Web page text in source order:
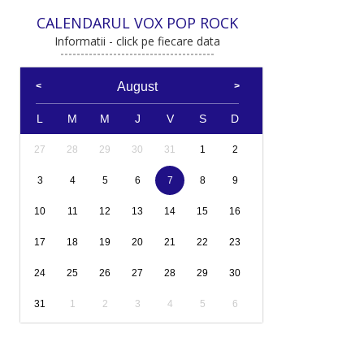
CALENDARUL VOX POP ROCK
Informatii - click pe fiecare data
August
L M M J V S D
27 28 29 30 31 1 2
3 4 5 6 7 8 9
10 11 12 13 14 15 16
17 18 19 20 21 22 23
24 25 26 27 28 29 30
31 1 2 3 4 5 6